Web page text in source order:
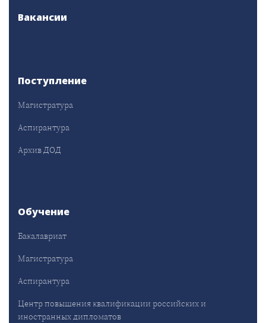
Вакансии
Поступление
Магистратура
Аспирантура
Архив ДОД
Обучение
Бакалавриат
Магистратура
Аспирантура
Центр повышения квалификации российских и
иностранных дипломатов